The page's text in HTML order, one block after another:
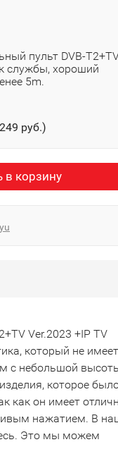
пульт DVB-
службы, хороший
5m.
249 руб.)
в корзину
Ver.2023 +IP TV
который не имеет
с небольшой
которое
как он имеет
нажатием. В
Это мы можем